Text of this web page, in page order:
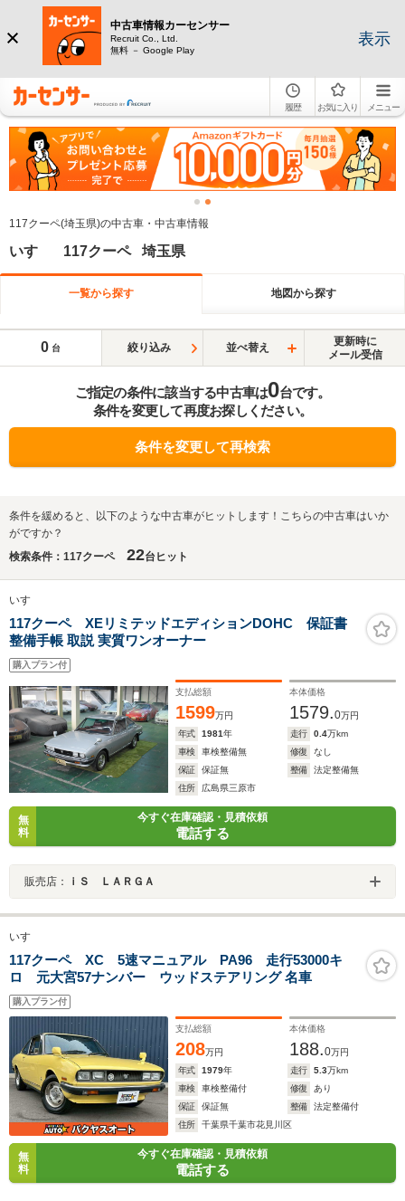
中古車情報カーセンサー
Recruit Co., Ltd.
無料 － Google Play
表示
履歴 お気に入り メニュー
117クーペ(埼玉県)の中古車・中古車情報
いすゞ 117クーペ 埼玉県
一覧から探す 地図から探す
0 台 絞り込み 並べ替え
更新時に
メール受信
ご指定の条件に該当する中古車は0台です。
条件を変更して再度お探しください。
条件を変更して再検索
条件を緩めると、以下のような中古車がヒットします！こちらの中古車はいか
がですか？
検索条件：117クーペ
22台ヒット
いすゞ
117クーペ XEリミテッドエディションDOHC 保証書
整備手帳 取説 実質ワンオーナー
購入プラン付
支払総額
1599万円
本体価格
1579.0万円
年式
1981年 走行 0.4万km
車検
車検整備無 修復
なし
保証
保証無 整備
法定整備無
住所
広島県三原市
無
料
今すぐ在庫確認・見積依頼
電話する
販売店： ｉＳ ＬＡＲＧＡ
いすゞ
117クーペ XC 5速マニュアル PA96 走行53000キ
ロ 元大宮57ナンバー ウッドステアリング 名車
購入プラン付
支払総額
208万円
本体価格
188.0万円
年式
1979年 走行 5.3万km
車検
車検整備付 修復
あり
保証
保証無 整備
法定整備付
住所
千葉県千葉市花見川区
無
料
今すぐ在庫確認・見積依頼
電話する